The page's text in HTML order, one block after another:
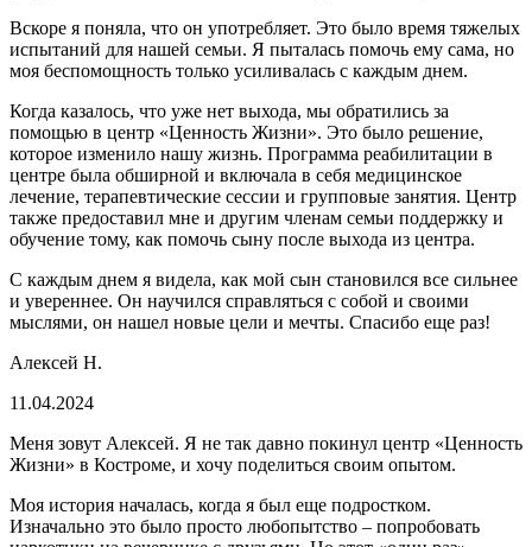
Вскоре я поняла, что он употребляет. Это было время тяжелых
испытаний для нашей семьи. Я пыталась помочь ему сама, но
моя беспомощность только усиливалась с каждым днем.
Когда казалось, что уже нет выхода, мы обратились за
помощью в центр «Ценность Жизни». Это было решение,
которое изменило нашу жизнь. Программа реабилитации в
центре была обширной и включала в себя медицинское
лечение, терапевтические сессии и групповые занятия. Центр
также предоставил мне и другим членам семьи поддержку и
обучение тому, как помочь сыну после выхода из центра.
С каждым днем я видела, как мой сын становился все сильнее
и увереннее. Он научился справляться с собой и своими
мыслями, он нашел новые цели и мечты. Спасибо еще раз!
Алексей Н.
11.04.2024
Меня зовут Алексей. Я не так давно покинул центр «Ценность
Жизни» в Костроме, и хочу поделиться своим опытом.
Моя история началась, когда я был еще подростком.
Изначально это было просто любопытство – попробовать